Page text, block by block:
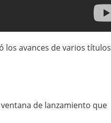
los avances de varios títulos
de lanzamiento que